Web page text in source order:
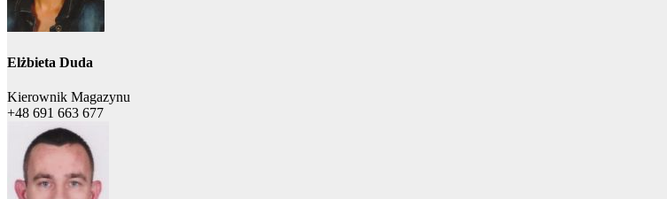
Elżbieta Duda
Kierownik Magazynu
+48 691 663 677